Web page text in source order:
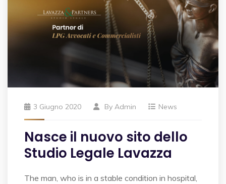
3 Giugno 2020 By Admin News
Nasce il nuovo sito dello
Studio Legale Lavazza
The man, who is in a stable condition in hospital,